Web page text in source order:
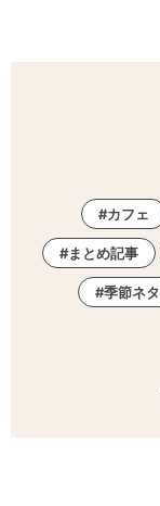
カフェ
まとめ記事
季節ネタ